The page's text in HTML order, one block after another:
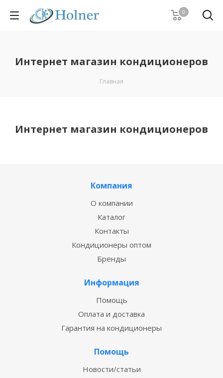
0
Интернет магазин кондиционеров
Главная
Интернет магазин кондиционеров
Компания
О компании
Каталог
Контакты
Кондиционеры оптом
Бренды
Информация
Помощь
Оплата и доставка
Гарантия на кондиционеры
Помощь
Новости/статьи